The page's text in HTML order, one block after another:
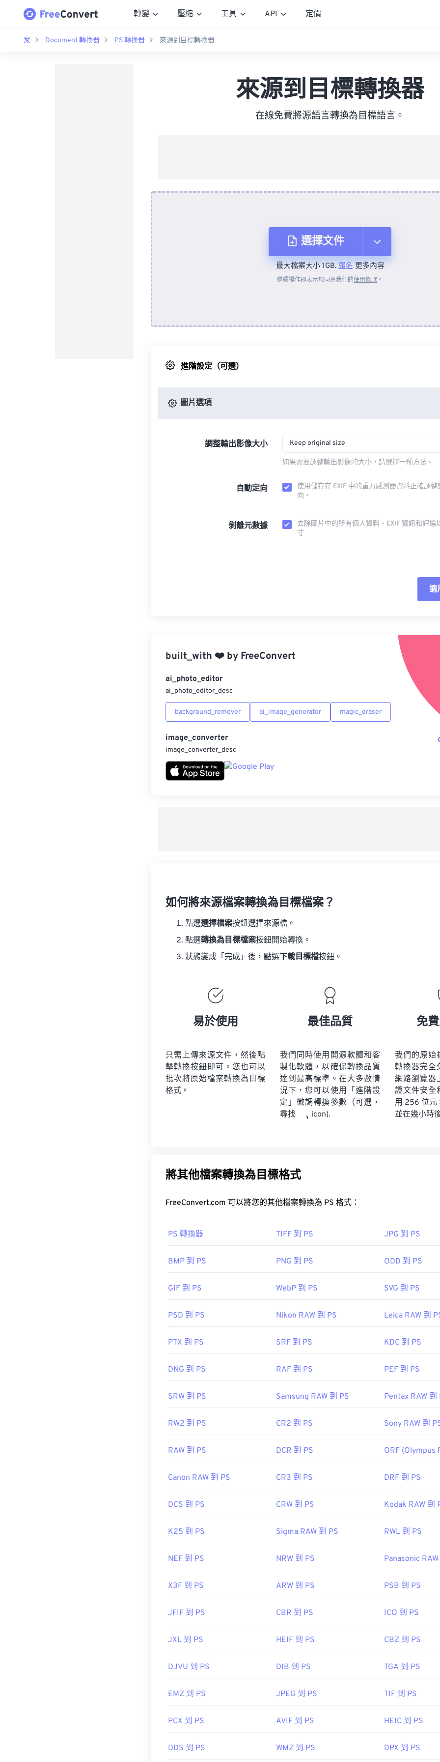
轉變 壓縮 工具 API 定價
家 Document 轉換器 PS 轉換器 來源到目標轉換器
來源到目標轉換器
在線免費將源語言轉換為目標語言。
選擇文件
來自裝置
最大檔案大小 1GB.報名更多內容
繼續操作即表示您同意我們的使用條款 。
進階設定（可選）
圖片選項
調整輸出影像大小 Keep original size
如果需要調整輸出影像的大小，請選擇一種方法。
自動定向
使用儲存在 EXIF 中的重力感測器資料正確調整
向。
剝離元數據
去除圖片中的所有個人資料、EXIF 資訊和評論
寸
適
built_with ❤️ by FreeConvert
ai_photo_editor
ai_photo_editor_desc
background_remover ai_image_generator magic_eraser
image_converter
image_converter_desc
如何將來源檔案轉換為目標檔案？
點選選擇檔案按鈕選擇來源檔。
點選轉換為目標檔案按鈕開始轉換。
狀態變成「完成」後，點選 下載目標檔按鈕。
易於使用
只需上傳來源文件，然後點
擊轉換按鈕即可。您也可以
批次將原始檔案轉換為目標
格式。
最佳品質
我們同時使用開源軟體和客
製化軟體，以確保轉換品質
達到最高標準。在大多數情
況下，您可以使用「進階設
定」微調轉換參數（可選，
尋找
icon).
免
我們的原始
轉換器完全
網路瀏覽器
證文件安全
用 256 位元
並在幾小時
將其他檔案轉換為目標格式
FreeConvert.com 可以將您的其他檔案轉換為 PS 格式：
PS 轉換器 TIFF 到 PS JPG 到 PS
BMP 到 PS PNG 到 PS ODD 到 PS
GIF 到 PS WebP 到 PS SVG 到 PS
PSD 到 PS Nikon RAW 到 PS Leica RAW 到
PTX 到 PS SRF 到 PS KDC 到 PS
DNG 到 PS RAF 到 PS PEF 到 PS
SRW 到 PS Samsung RAW 到 PS Pentax RAW 到
RW2 到 PS CR2 到 PS Sony RAW 到
RAW 到 PS DCR 到 PS ORF (Olympus
Canon RAW 到 PS CR3 到 PS DRF 到 PS
DCS 到 PS CRW 到 PS Kodak RAW 到
K25 到 PS Sigma RAW 到 PS RWL 到 PS
NEF 到 PS NRW 到 PS Panasonic
X3F 到 PS ARW 到 PS PSB 到 PS
JFIF 到 PS CBR 到 PS ICO 到 PS
JXL 到 PS HEIF 到 PS CBZ 到 PS
DJVU 到 PS DIB 到 PS TGA 到 PS
EMZ 到 PS JPEG 到 PS TIF 到 PS
PCX 到 PS AVIF 到 PS HEIC 到 PS
DDS 到 PS WMZ 到 PS DPX 到 PS